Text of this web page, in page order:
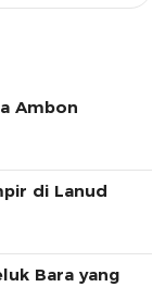
Ambon
di Lanud
Bara yang